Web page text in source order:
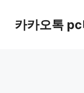
카카오톡